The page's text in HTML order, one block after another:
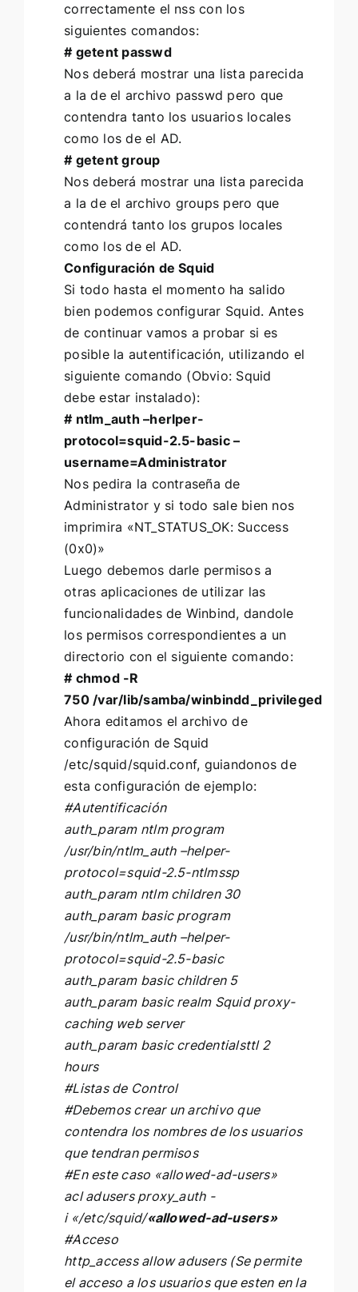
correctamente el nss con los
siguientes comandos:
# getent passwd
Nos deberá mostrar una lista parecida
a la de el archivo passwd pero que
contendra tanto los usuarios locales
como los de el AD.
# getent group
Nos deberá mostrar una lista parecida
a la de el archivo groups pero que
contendrá tanto los grupos locales
como los de el AD.
Configuración de Squid
Si todo hasta el momento ha salido
bien podemos configurar Squid. Antes
de continuar vamos a probar si es
posible la autentificación, utilizando el
siguiente comando (Obvio: Squid
debe estar instalado):
# ntlm_auth –herlper-
protocol=squid-2.5-basic –
username=Administrator
Nos pedira la contraseña de
Administrator y si todo sale bien nos
imprimira «NT_STATUS_OK: Success
(0x0)»
Luego debemos darle permisos a
otras aplicaciones de utilizar las
funcionalidades de Winbind, dandole
los permisos correspondientes a un
directorio con el siguiente comando:
# chmod -R
750 /var/lib/samba/winbindd_privileged
Ahora editamos el archivo de
configuración de Squid
/etc/squid/squid.conf, guiandonos de
esta configuración de ejemplo:
#Autentificación
auth_param ntlm program
/usr/bin/ntlm_auth –helper-
protocol=squid-2.5-ntlmssp
auth_param ntlm children 30
auth_param basic program
/usr/bin/ntlm_auth –helper-
protocol=squid-2.5-basic
auth_param basic children 5
auth_param basic realm Squid proxy-
caching web server
auth_param basic credentialsttl 2
hours
#Listas de Control
#Debemos crear un archivo que
contendra los nombres de los usuarios
que tendran permisos
#En este caso «allowed-ad-users»
acl adusers proxy_auth -
i «/etc/squid/«allowed-ad-users»
#Acceso
http_access allow adusers (Se permite
el acceso a los usuarios que esten en la